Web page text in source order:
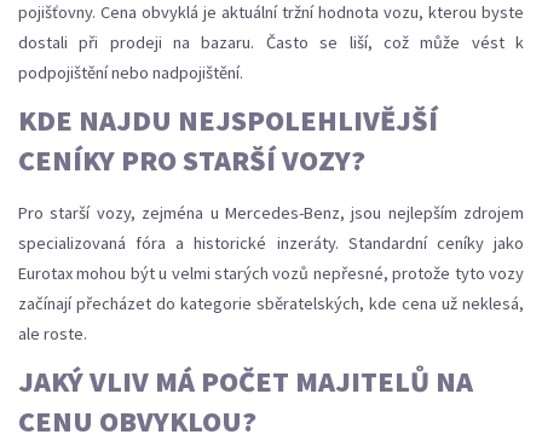
pojišťovny. Cena obvyklá je aktuální tržní hodnota vozu, kterou byste
dostali při prodeji na bazaru. Často se liší, což může vést k
podpojištění nebo nadpojištění.
KDE NAJDU NEJSPOLEHLIVĚJŠÍ
CENÍKY PRO STARŠÍ VOZY?
Pro starší vozy, zejména u Mercedes-Benz, jsou nejlepším zdrojem
specializovaná fóra a historické inzeráty. Standardní ceníky jako
Eurotax mohou být u velmi starých vozů nepřesné, protože tyto vozy
začínají přecházet do kategorie sběratelských, kde cena už neklesá,
ale roste.
JAKÝ VLIV MÁ POČET MAJITELŮ NA
CENU OBVYKLOU?